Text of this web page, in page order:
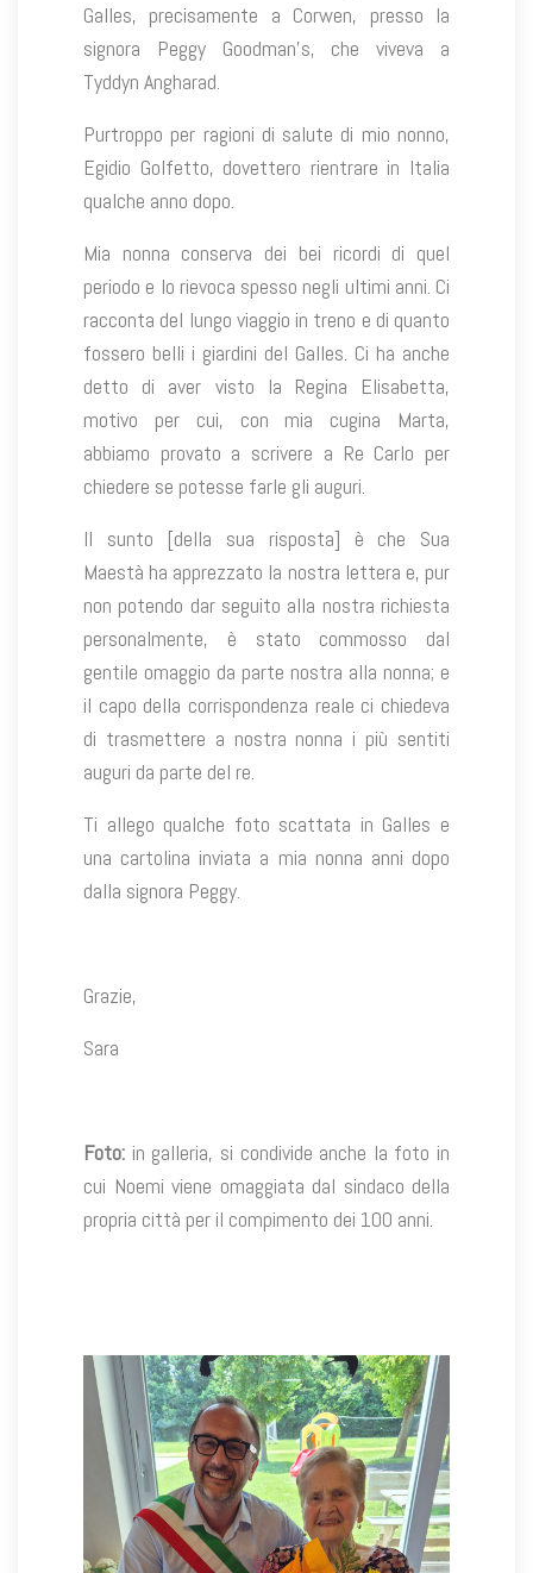
Galles, precisamente a Corwen, presso la
signora Peggy Goodman’s, che viveva a
Tyddyn Angharad.
Purtroppo per ragioni di salute di mio nonno,
Egidio Golfetto, dovettero rientrare in Italia
qualche anno dopo.
Mia nonna conserva dei bei ricordi di quel
periodo e lo rievoca spesso negli ultimi anni. Ci
racconta del lungo viaggio in treno e di quanto
fossero belli i giardini del Galles. Ci ha anche
detto di aver visto la Regina Elisabetta,
motivo per cui, con mia cugina Marta,
abbiamo provato a scrivere a Re Carlo per
chiedere se potesse farle gli auguri.
Il sunto [della sua risposta] è che Sua
Maestà ha apprezzato la nostra lettera e, pur
non potendo dar seguito alla nostra richiesta
personalmente, è stato commosso dal
gentile omaggio da parte nostra alla nonna; e
il capo della corrispondenza reale ci chiedeva
di trasmettere a nostra nonna i più sentiti
auguri da parte del re.
Ti allego qualche foto scattata in Galles e
una cartolina inviata a mia nonna anni dopo
dalla signora Peggy.
Grazie,
Sara
Foto: in galleria, si condivide anche la foto in
cui Noemi viene omaggiata dal sindaco della
propria città per il compimento dei 100 anni.